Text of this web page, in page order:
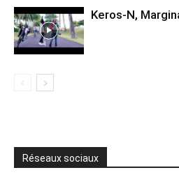
Keros-N,
Réseaux sociaux